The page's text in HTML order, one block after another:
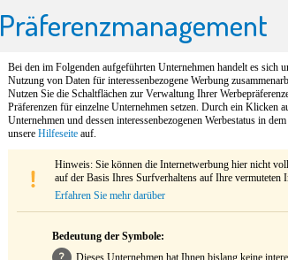
Präferenzmanagement
Bei den im Folgenden aufgeführten Unternehmen handelt es sich
Nutzung von Daten für interessenbezogene Werbung
Nutzen Sie die Schaltflächen zur Verwaltung Ihrer
Präferenzen für einzelne Unternehmen setzen. Durch ein Klicken
Unternehmen und dessen interessenbezogenen Werbestatus in
unsere Hilfeseite auf.
Hinweis: Sie können die Internetwerbung hier nicht
auf der Basis Ihres Surfverhaltens auf Ihre vermuteten
Erfahren Sie mehr darüber
Bedeutung der Symbole:
Dieses Unternehmen hat Ihnen bislang keine